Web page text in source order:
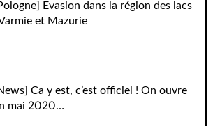
Evasion dans la région des lacs
et Mazurie
Ca y est, c’est officiel ! On ouvre
mai 2020…